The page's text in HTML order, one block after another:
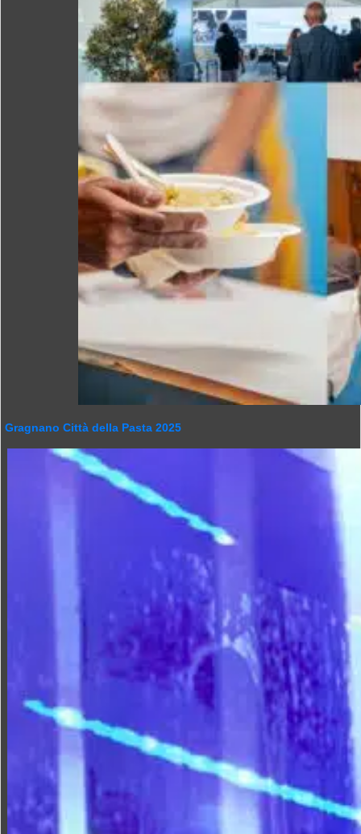
Gragnano Città della Pasta 2025